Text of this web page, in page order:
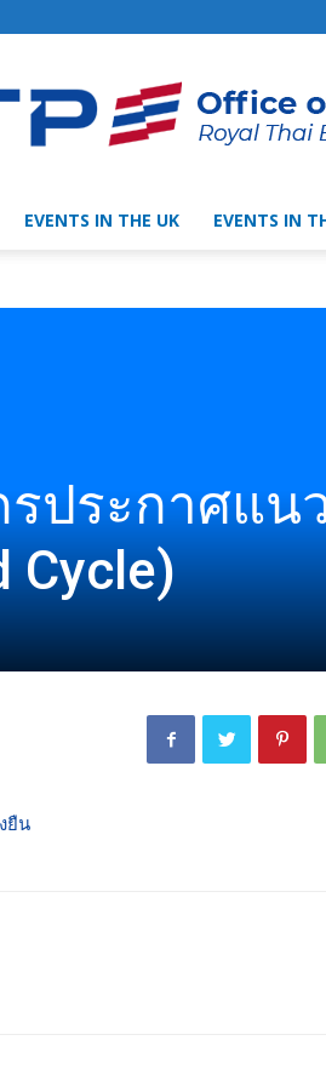
EVENTS IN THE UK EVENTS IN
ประกาศแน
Cycle)
ยืน